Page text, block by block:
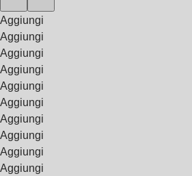
Aggiungi
Aggiungi
Aggiungi
Aggiungi
Aggiungi
Aggiungi
Aggiungi
Aggiungi
Aggiungi
Aggiungi